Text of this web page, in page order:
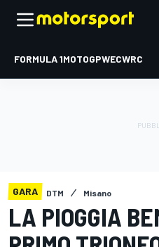
FORMULA 1MOTOGPWECWRC
GARA DTM Misano
LA PIOGGIA